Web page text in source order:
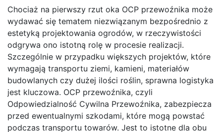
Chociaż na pierwszy rzut oka OCP przewoźnika może
wydawać się tematem niezwiązanym bezpośrednio z
estetyką projektowania ogrodów, w rzeczywistości
odgrywa ono istotną rolę w procesie realizacji.
Szczególnie w przypadku większych projektów, które
wymagają transportu ziemi, kamieni, materiałów
budowlanych czy dużej ilości roślin, sprawna logistyka
jest kluczowa. OCP przewoźnika, czyli
Odpowiedzialność Cywilna Przewoźnika, zabezpiecza
przed ewentualnymi szkodami, które mogą powstać
podczas transportu towarów. Jest to istotne dla obu